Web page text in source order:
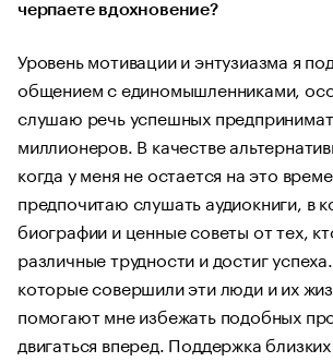
черпаете вдохновение?
Уровень мотивации и энтузиазма я
общением с единомышленниками,
слушаю речь успешных
миллионеров. В качестве
когда у меня не остается на это
предпочитаю слушать аудиокниги, в
биографии и ценные советы от тех,
различные трудности и достиг
которые совершили эти люди и их
помогают мне избежать подобных
двигаться вперед. Поддержка